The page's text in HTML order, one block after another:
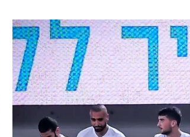
ליגה סינית
ליגה ברזילאית
ליגות נוספות